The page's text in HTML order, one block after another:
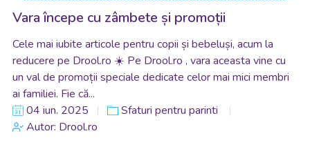
Vara începe cu zâmbete și promoții
Cele mai iubite articole pentru copii și bebeluși, acum la
reducere pe Drool.ro ☀️ Pe Drool.ro , vara aceasta vine cu
un val de promoții speciale dedicate celor mai mici membri
ai familiei. Fie că...
04 iun. 2025
Sfaturi pentru parinti
Autor: Drool.ro